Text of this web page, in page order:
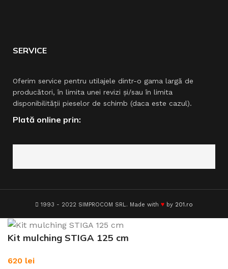
SERVICE
Oferim service pentru utilajele dintr-o gama largă de
producători, în limita unei revizi şi/sau în limita
disponibilităţii pieselor de schimb (daca este cazul).
Plată online prin:
1993 - 2022 SIMPROCOM SRL. Made with ♥ by 201.ro
Kit mulching STIGA 125 cm
620 lei